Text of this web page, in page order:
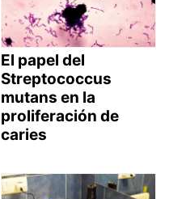
El papel del
Streptococcus
mutans en la
proliferación de
caries